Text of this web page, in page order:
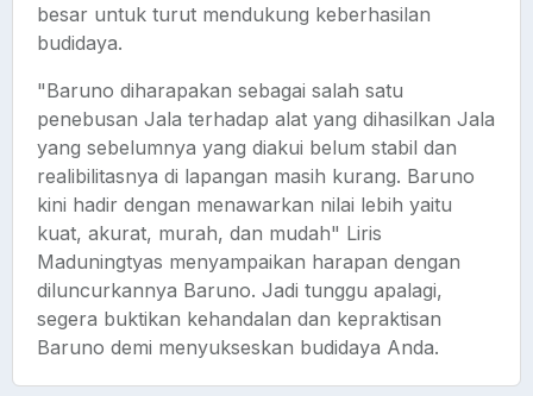
besar untuk turut mendukung keberhasilan
budidaya.
"Baruno diharapakan sebagai salah satu
penebusan Jala terhadap alat yang dihasilkan Jala
yang sebelumnya yang diakui belum stabil dan
realibilitasnya di lapangan masih kurang. Baruno
kini hadir dengan menawarkan nilai lebih yaitu
kuat, akurat, murah, dan mudah" Liris
Maduningtyas menyampaikan harapan dengan
diluncurkannya Baruno. Jadi tunggu apalagi,
segera buktikan kehandalan dan kepraktisan
Baruno demi menyukseskan budidaya Anda.